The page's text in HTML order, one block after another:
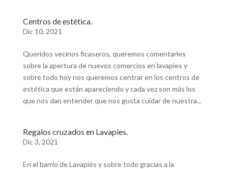
Centros de estética.
Dic 10, 2021
Queridos vecinos ficaseros, queremos comentarles
sobre la apertura de nuevos comercios en lavapies y
sobre todo hoy nos queremos centrar en los centros de
estética que están apareciendo y cada vez son más los
que nos dan entender que nos gusta cuidar de nuestra...
Regalos cruzados en Lavapies.
Dic 3, 2021
En el barrio de Lavapiés y sobre todo gracias a la